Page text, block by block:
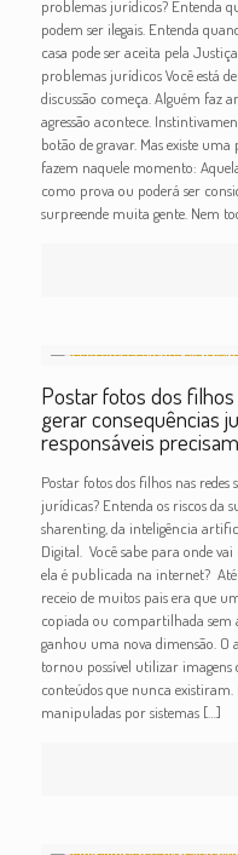
problemas jurídicos? Entenda
podem ser ilegais. Entenda
casa pode ser aceita pela
problemas jurídicos Você está
discussão começa. Alguém faz
agressão acontece.
botão de gravar. Mas existe
fazem naquele momento:
como prova ou poderá ser
surpreende muita gente. Nem
Postar fotos dos
gerar consequências
responsáveis
Postar fotos dos filhos nas redes
jurídicas? Entenda os riscos da
sharenting, da inteligência
Digital. Você sabe para onde
ela é publicada na internet?
receio de muitos pais era que
copiada ou compartilhada sem
ganhou uma nova dimensão.
tornou possível utilizar
conteúdos que nunca existiram.
manipuladas por sistemas[…]